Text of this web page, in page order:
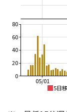
5日
05/01
0
20
40
60
80